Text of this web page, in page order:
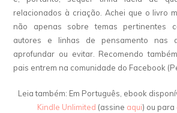
relacionados à criação. Achei que o livro
não apenas sobre temas pertinentes
autores e linhas de pensamento nas
aprofundar ou evitar. Recomendo
pais entrem na comunidade do Facebook
Leia também: Em Português, ebook
Kindle Unlimited (assine aqui) ou para